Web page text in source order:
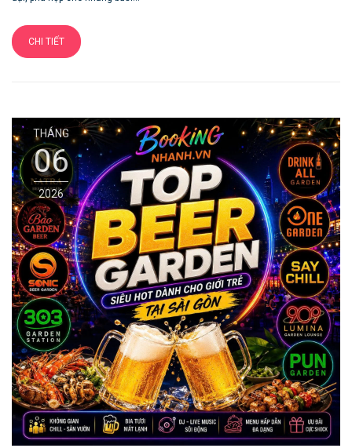
CHI TIẾT
THÁNG
06
2026